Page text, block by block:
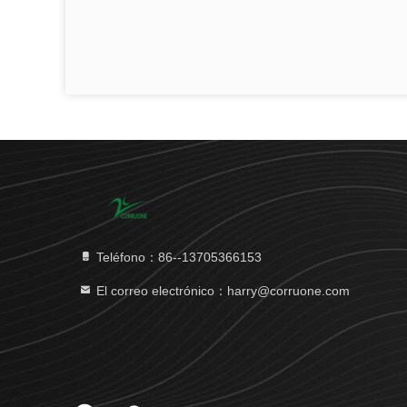
Teléfono：86--13705366153
El correo electrónico：harry@corruone.com